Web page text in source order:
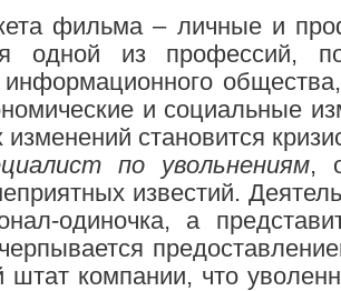
фильма – личные и
одной из профессий,
информационного
и социальные
изменений становится
по увольнениям,
известий.
одиночка, а
компании, что